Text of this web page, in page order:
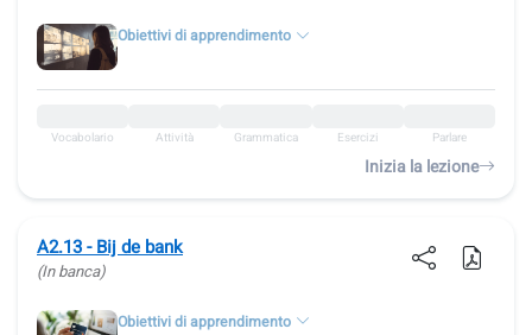
Obiettivi di apprendimento
Vocabolario Attività Grammatica Esercizi Parlare
Inizia la lezione
A2.13 - Bij de bank
(In banca)
Obiettivi di apprendimento